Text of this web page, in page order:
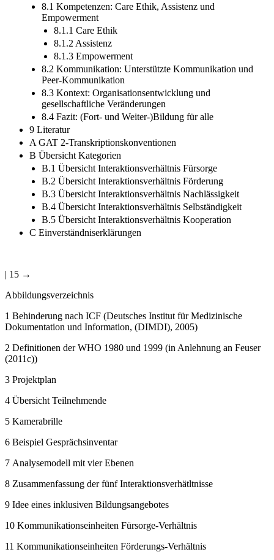
8.1 Kompetenzen: Care Ethik, Assistenz und
Empowerment
8.1.1 Care Ethik
8.1.2 Assistenz
8.1.3 Empowerment
8.2 Kommunikation: Unterstützte Kommunikation und
Peer-Kommunikation
8.3 Kontext: Organisationsentwicklung und
gesellschaftliche Veränderungen
8.4 Fazit: (Fort- und Weiter-)Bildung für alle
9 Literatur
A GAT 2-Transkriptionskonventionen
B Übersicht Kategorien
B.1 Übersicht Interaktionsverhältnis Fürsorge
B.2 Übersicht Interaktionsverhältnis Förderung
B.3 Übersicht Interaktionsverhältnis Nachlässigkeit
B.4 Übersicht Interaktionsverhältnis Selbständigkeit
B.5 Übersicht Interaktionsverhältnis Kooperation
C Einverständniserklärungen
| 15 →
Abbildungsverzeichnis
1 Behinderung nach ICF (Deutsches Institut für Medizinische
Dokumentation und Information, (DIMDI), 2005)
2 Definitionen der WHO 1980 und 1999 (in Anlehnung an Feuser
(2011c))
3 Projektplan
4 Übersicht Teilnehmende
5 Kamerabrille
6 Beispiel Gesprächsinventar
7 Analysemodell mit vier Ebenen
8 Zusammenfassung der fünf Interaktionsverhätltnisse
9 Idee eines inklusiven Bildungsangebotes
10 Kommunikationseinheiten Fürsorge-Verhältnis
11 Kommunikationseinheiten Förderungs-Verhältnis